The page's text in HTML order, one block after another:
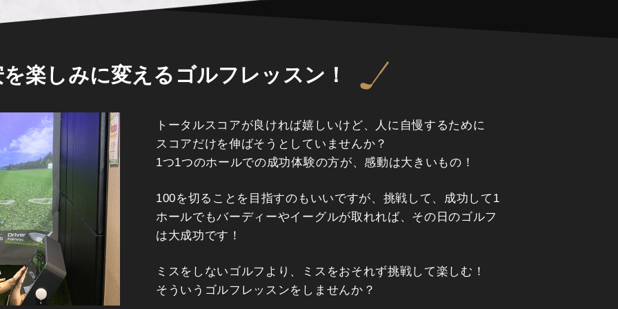
楽しみに変える ゴルフレッスン！
トータルスコアが良ければ嬉しいけど、人に自慢するために
スコアだけを伸ばそうとしていませんか？
1つ1つのホールでの成功体験の方が、感動は大きいもの！
100を切ることを目指すのもいいですが、挑戦して、成功して1
ホールでもバーディーやイーグルが取れれば、その日のゴルフ
は大成功です！
ミスをしないゴルフより、ミスをおそれず挑戦して楽しむ！
そういうゴルフレッスンをしませんか？